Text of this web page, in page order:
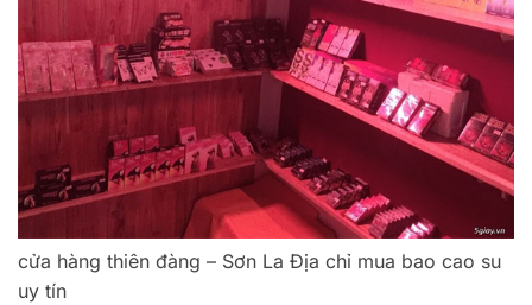
cửa hàng thiên đàng – Sơn La Địa chỉ mua bao cao su
uy tín